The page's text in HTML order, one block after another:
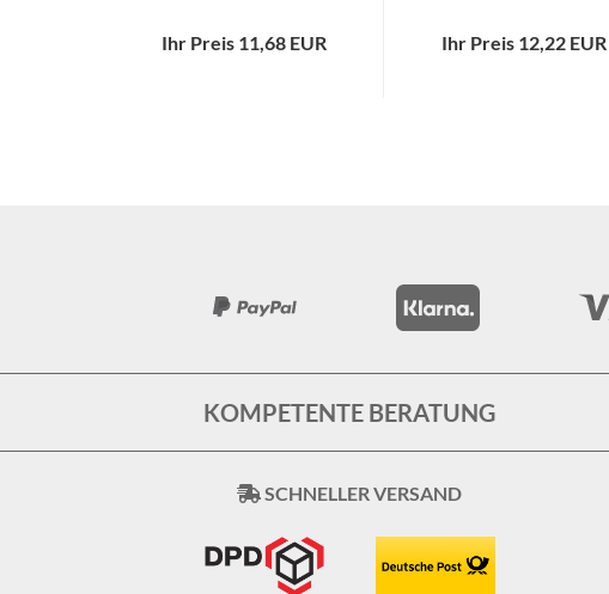
Ihr Preis 11,68 EUR Ihr Preis 12,22 EUR
KOMPETENTE BERATUNG
SCHNELLER VERSAND